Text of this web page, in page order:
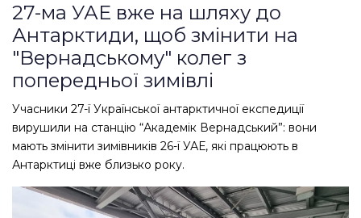
27-ма УАЕ вже на шляху до
Антарктиди, щоб змінити на
"Вернадському" колег з
попередньої зимівлі
Учасники 27-ї Української антарктичної експедиції
вирушили на станцію “Академік Вернадський”: вони
мають змінити зимівників 26-ї УАЕ, які працюють в
Антарктиці вже близько року.